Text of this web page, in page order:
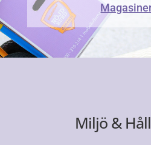
Miljö &